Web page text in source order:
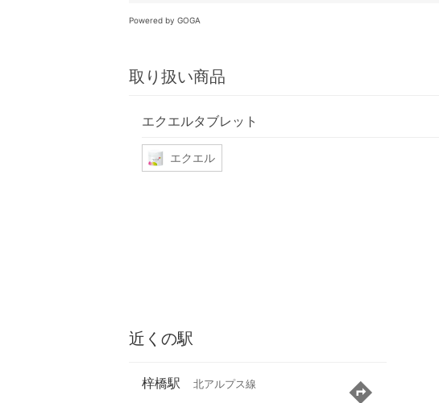
Powered by GOGA
取り扱い商品
エクエルタブレット
エクエル
近くの駅
梓橋駅 北アルプス線